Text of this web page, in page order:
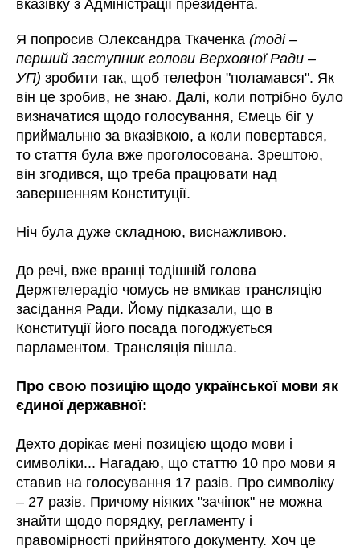
вказівку з Адміністрації президента.
Я попросив Олександра Ткаченка(тоді –
перший заступник голови Верховної Ради –
УП) зробити так, щоб телефон "поламався". Як
він це зробив, не знаю. Далі, коли потрібно було
визначатися щодо голосування, Ємець біг у
приймальню за вказівкою, а коли повертався,
то стаття була вже проголосована. Зрештою,
він згодився, що треба працювати над
завершенням Конституції.
Ніч була дуже складною, виснажливою.
До речі, вже вранці тодішній голова
Держтелерадіо чомусь не вмикав трансляцію
засідання Ради. Йому підказали, що в
Конституції його посада погоджується
парламентом. Трансляція пішла.
Про свою позицію щодо української мови як
єдиної державної:
Дехто дорікає мені позицією щодо мови і
символіки... Нагадаю, що статтю 10 про мови я
ставив на голосування 17 разів. Про символіку
– 27 разів. Причому ніяких "зачіпок" не можна
знайти щодо порядку, регламенту і
правомірності прийнятого документу. Хоч це